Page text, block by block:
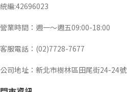
統編:42696023
營業時間：週一～週五09:00-18:00
客服電話：(02)7728-7677
公司地址：新北市樹林區田尾街24-24號